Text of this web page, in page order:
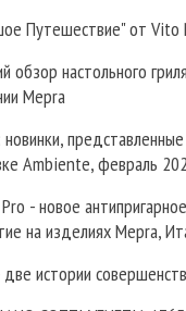
Путешествие" от Vito
обзор настольного
Mepra
Ambiente, февраль
- новое антипригарное
на изделиях Mepra,
истории